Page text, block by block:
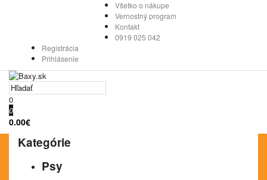
Všetko o nákupe
Vernostný program
Kontakt
0919 025 042
Registrácia
Prihlásenie
0
0
0.00€
Kategórie
Psy